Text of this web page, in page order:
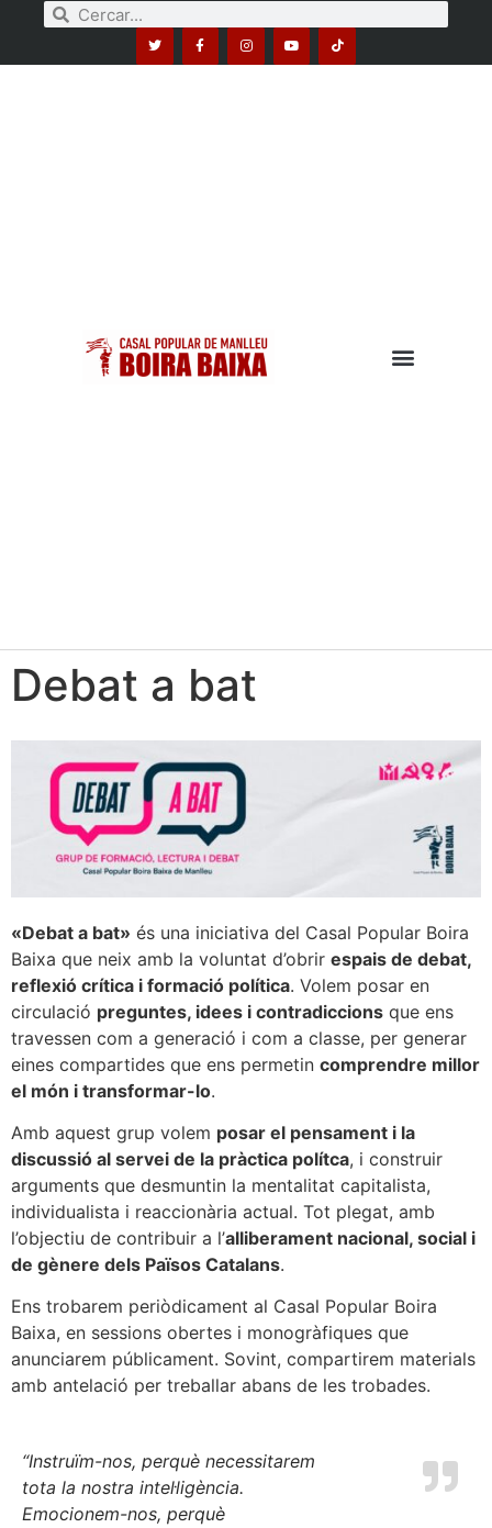
Debat a bat
«Debat a bat» és una iniciativa del Casal Popular Boira
Baixa que neix amb la voluntat d’obrir espais de debat,
reflexió crítica i formació política. Volem posar en
circulació preguntes, idees i contradiccions que ens
travessen com a generació i com a classe, per generar
eines compartides que ens permetin comprendre millor
el món i transformar-lo.
Amb aquest grup volem posar el pensament i la
discussió al servei de la pràctica polítca, i construir
arguments que desmuntin la mentalitat capitalista,
individualista i reaccionària actual. Tot plegat, amb
l’objectiu de contribuir a l’alliberament nacional, social i
de gènere dels Països Catalans.
Ens trobarem periòdicament al Casal Popular Boira
Baixa, en sessions obertes i monogràfiques que
anunciarem públicament. Sovint, compartirem materials
amb antelació per treballar abans de les trobades.
“Instruïm-nos, perquè necessitarem
tota la nostra intel·ligència.
Emocionem-nos, perquè